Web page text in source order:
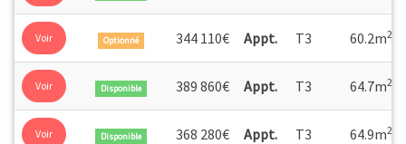
Voir Optionné 344 110€ Appt. T3 60.2m2
Voir Disponible 389 860€ Appt. T3 64.7m2
Voir Disponible 368 280€ Appt. T3 64.9m2